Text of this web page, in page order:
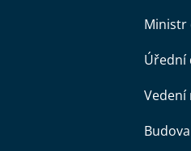
Ministr
Úřední
Vedení